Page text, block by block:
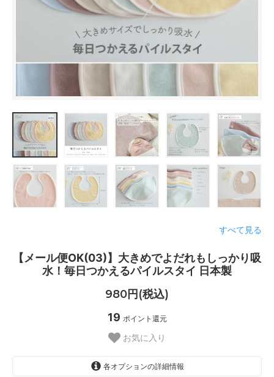
すべて見る
【メール便OK(03)】大きめでよだれもしっかり吸
水！毎日つかえるパイルスタイ 日本製
980円(税込)
19 ポイント還元
お気に入り
各オプションの詳細情報